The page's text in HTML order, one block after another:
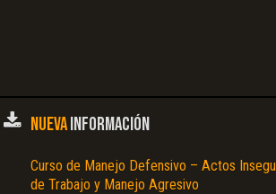
NUEVAINFORMACIÓN
Curso de Manejo Defensivo – Actos
de Trabajo y Manejo Agresivo